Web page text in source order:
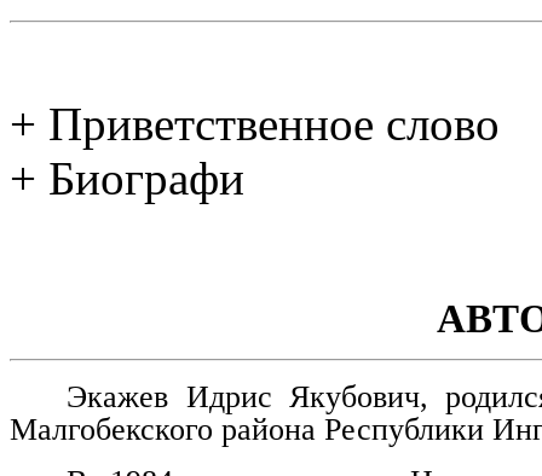
+ Приветственное слово
+ Биографи
Экажев Идрис Якубович,
Малгобекского района Республики